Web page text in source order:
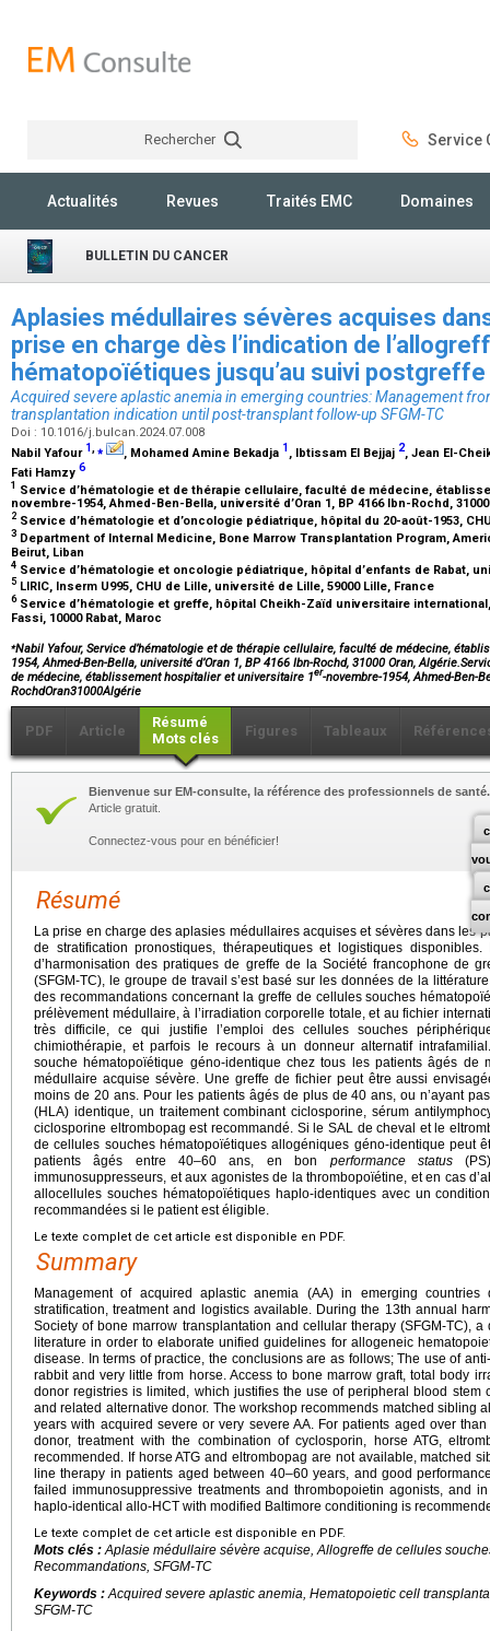
Rechercher Service
Actualités Revues Traités EMC Domaines
BULLETIN DU CANCER
Aplasies médullaires sévères acquises
prise en charge dès l’indication de
hématopoïétiques jusqu’au suivi
Acquired severe aplastic anemia in emerging countries: Management
transplantation indication until post-transplant follow-up SFGM-TC
Doi : 10.1016/j.bulcan.2024.07.008
Nabil Yafour 1,⁎ , Mohamed Amine Bekadja 1 , Ibtissam El Bejjaj 2, Jean El-
Fati Hamzy 6
1 Service d’hématologie et de thérapie cellulaire, faculté de médecine,
novembre-1954, Ahmed-Ben-Bella, université d’Oran 1, BP 4166 Ibn-Rochd,
2 Service d’hématologie et d’oncologie pédiatrique, hôpital du 20-août-1953,
3 Department of Internal Medicine, Bone Marrow Transplantation Program,
Beirut, Liban
4 Service d’hématologie et oncologie pédiatrique, hôpital d’enfants de Rabat,
5 LIRIC, Inserm U995, CHU de Lille, université de Lille, 59000 Lille, France
6Service d’hématologie et greffe, hôpital Cheikh-Zaïd universitaire
Fassi, 10000 Rabat, Maroc
⁎Nabil Yafour, Service d’hématologie et de thérapie cellulaire, faculté de médecine,
1954, Ahmed-Ben-Bella, université d’Oran 1, BP 4166 Ibn-Rochd, 31000 Oran,
de médecine, établissement hospitalier et universitaire 1er-novembre-1954, Ahmed-Ben-
RochdOran31000Algérie
PDF Article
Résumé
Mots clés
Figures Tableaux
Bienvenue sur EM-consulte, la référence des professionnels de santé.
Article gratuit.
Connectez-vous pour en bénéficier!
Résumé
La prise en charge des aplasies médullaires acquises et sévères dans les
de stratification pronostiques, thérapeutiques et logistiques
d’harmonisation des pratiques de greffe de la Société francophone de
(SFGM-TC), le groupe de travail s’est basé sur les données de la
des recommandations concernant la greffe de cellules souches
prélèvement médullaire, à l’irradiation corporelle totale, et au fichier
très difficile, ce qui justifie l’emploi des cellules souches
chimiothérapie, et parfois le recours à un donneur alternatif
souche hématopoïétique géno-identique chez tous les patients âgés de
médullaire acquise sévère. Une greffe de fichier peut être aussi
moins de 20 ans. Pour les patients âgés de plus de 40 ans, ou n’ayant
(HLA) identique, un traitement combinant ciclosporine, sérum
ciclosporine eltrombopag est recommandé. Si le SAL de cheval et le
de cellules souches hématopoïétiques allogéniques géno-identique peut
patients âgés entre 40–60 ans, en bon performance status
immunosuppresseurs, et aux agonistes de la thrombopoïétine, et en cas
allocellules souches hématopoïétiques haplo-identiques avec un
recommandées si le patient est éligible.
Le texte complet de cet article est disponible en PDF.
Summary
Management of acquired aplastic anemia (AA) in emerging
stratification, treatment and logistics available. During the 13th annual
Society of bone marrow transplantation and cellular therapy (SFGM-TC),
literature in order to elaborate unified guidelines for allogeneic
disease. In terms of practice, the conclusions are as follows; The use of
rabbit and very little from horse. Access to bone marrow graft, total body
donor registries is limited, which justifies the use of peripheral blood stem
and related alternative donor. The workshop recommends matched sibling
years with acquired severe or very severe AA. For patients aged over
donor, treatment with the combination of cyclosporin, horse ATG,
recommended. If horse ATG and eltrombopag are not available, matched
line therapy in patients aged between 40–60 years, and good
failed immunosuppressive treatments and thrombopoietin agonists, and
haplo-identical allo-HCT with modified Baltimore conditioning is
Le texte complet de cet article est disponible en PDF.
Mots clés :Aplasie médullaire sévère acquise, Allogreffe de cellules
Recommandations, SFGM-TC
Keywords :Acquired severe aplastic anemia, Hematopoietic cell
SFGM-TC